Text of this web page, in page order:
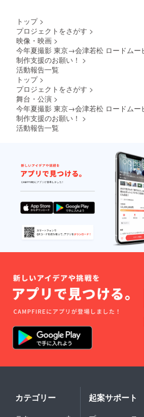
トップ >
プロジェクトをさがす >
映像・映画 >
今年夏撮影 東京→会津若松 ロードムー
制作支援のお願い！ >
活動報告一覧
トップ >
プロジェクトをさがす >
舞台・公演 >
今年夏撮影 東京→会津若松 ロードムー
制作支援のお願い！ >
活動報告一覧
カテゴリー 起案サポート